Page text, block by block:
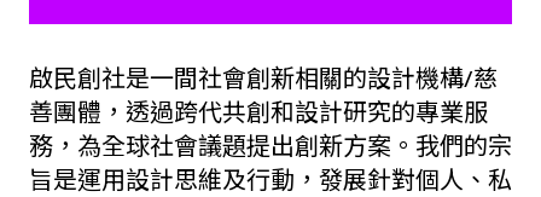
啟民創社是一間社會創新相關的設計機構/慈
善團體，透過跨代共創和設計研究的專業服
務，為全球社會議題提出創新方案。我們的宗
旨是運用設計思維及行動，發展針對個人、私